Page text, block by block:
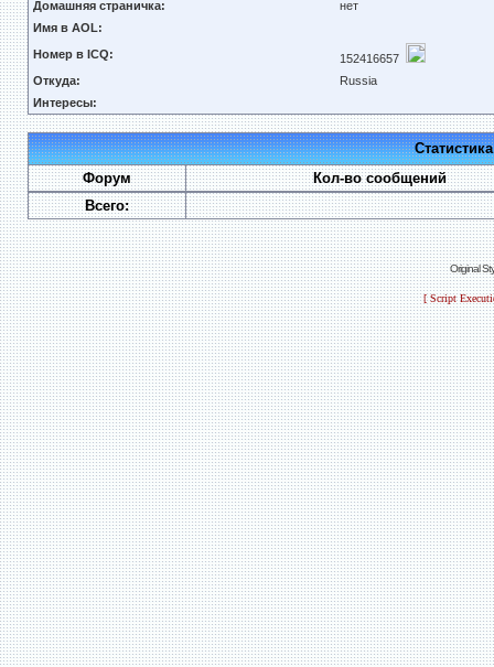
Домашняя страничка:
нет
Имя в AOL:
Номер в ICQ:
152416657
Откуда:
Russia
Интересы:
Форум
Кол-во сообщений
Всего:
Original
[ Script